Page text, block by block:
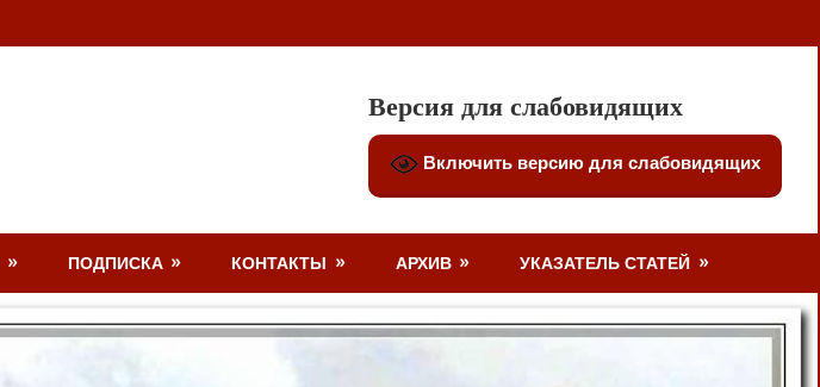
Версия для слабовидящих
Включить версию для слабовидящих
ПОДПИСКА КОНТАКТЫ АРХИВ УКАЗАТЕЛЬ СТАТЕЙ